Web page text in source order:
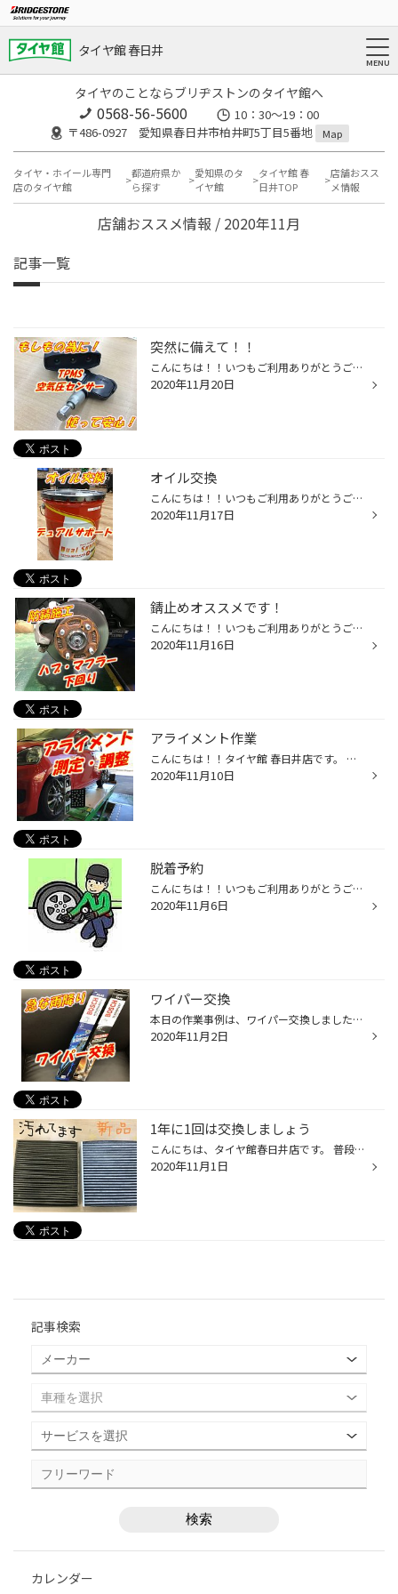
タイヤ館 春日井
タイヤのことならブリヂストンのタイヤ館へ
0568-56-5600
10：30～19：00
〒486-0927 愛知県春日井市柏井町5丁目5番地
Map
タイヤ・ホイール専門
店のタイヤ館
都道府県か
ら探す
愛知県のタ
イヤ館
タイヤ館 春
日井TOP
店舗おスス
メ情報
店舗おススメ情報 / 2020年11月
記事一覧
突然に備えて！！
こんにちは！！いつもご利用ありがとうございます。 タイヤ館 春日井店です。 突然ですが、、、タイヤの空気圧確認をこまめに行っていますか？？ 空気圧ひとつで、タイヤ長持ちに繋がりますし、 もしかしたら、空気が抜けていてパンク？？！！してしまっている 可能性もあります。 そんなときの為に...
2020年11月20日
オイル交換
こんにちは！！いつもご利用ありがとうございます。 タイヤ館 春日井店です。 本日は、オイル交換の作業がございました。 皆様は、オイルにも様々な種類があるの ご存知でしょうか・・・？ お車の性能を発揮するために、しっかりとお車に合った オイルを入れてあげることを オススメしております。 ...
2020年11月17日
錆止めオススメです！
こんにちは！！いつもご利用ありがとうございます。 タイヤ館 春日井店です。 最近は皆様、いかがお過ごしでしょうか？？ だんだん、本格的な寒さになりつつありますが、 当店では、ノーマルタイヤからスタッドレスタイヤへの はき替えの作業が多くなってきました。 スタッドレスタイヤお持ちのお客...
2020年11月16日
アライメント作業
こんにちは！！タイヤ館 春日井店です。 いつもご利用ありがとうございます。 本日は、ノーマルタイヤからスタッドレスタイヤへの脱着で ご来店されたお客様の作業事例です。 脱着のタイミングで、錆止めとアライメントも 一緒に作業させて頂きました。 タイヤの角度調整のことをアライメントという...
2020年11月10日
脱着予約
こんにちは！！いつもご利用ありがとうございます。 タイヤ館 春日井店です。 11月に入り、脱着予約受け付けております！ 本日も、ノーマルタイヤから、スタッドレスのタイヤ交換の 作業を行いました。 「まだ、交換早いかな～」と思われるお客様も多いかと思いますが、 ここ最近は、早い備えをされ...
2020年11月6日
ワイパー交換
本日の作業事例は、ワイパー交換しました！ 急な雨降りに、ワイパー劣化していると、視界が悪くて 事故の原因に繋がります！！ このタイミングで、ワイパーの確認いかがですか？？ ワイパーは１年に一度交換時期です。
2020年11月2日
1年に1回は交換しましょう
こんにちは、タイヤ館春日井店です。 普段目に付かないお車の内部にあるエアコンフィルタ－ですがいざ取り外してみるとホコリや汚れなど色んな物が付着しています。 外部からの花粉や汚れをしっかりキャッチしてくれている証拠ですね！ 新品と比べてみると汚れているのがよくわかりますよね・・・ ☆...
2020年11月1日
記事検索
カレンダー